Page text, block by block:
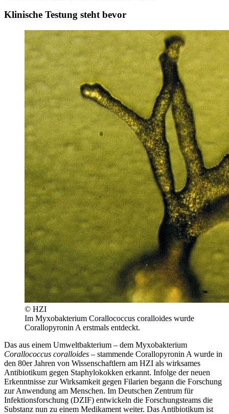
Klinische Testung steht bevor
© HZI
Im Myxobakterium Corallococcus coralloides wurde
Corallopyronin A erstmals entdeckt.
Das aus einem Umweltbakterium – dem Myxobakterium
Corallococcus coralloides – stammende Corallopyronin A wurde in
den 80er Jahren von Wissenschaftlern am HZI als wirksames
Antibiotikum gegen Staphylokokken erkannt. Infolge der neuen
Erkenntnisse zur Wirksamkeit gegen Filarien begann die Forschung
zur Anwendung am Menschen. Im Deutschen Zentrum für
Infektionsforschung (DZIF) entwickeln die Forschungsteams die
Substanz nun zu einem Medikament weiter. Das Antibiotikum ist